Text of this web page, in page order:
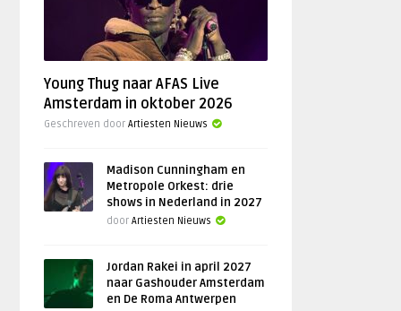
Young Thug naar AFAS Live
Amsterdam in oktober 2026
Geschreven doorArtiesten Nieuws
Madison Cunningham en
Metropole Orkest: drie
shows in Nederland in 2027
doorArtiesten Nieuws
Jordan Rakei in april 2027
naar Gashouder Amsterdam
en De Roma Antwerpen